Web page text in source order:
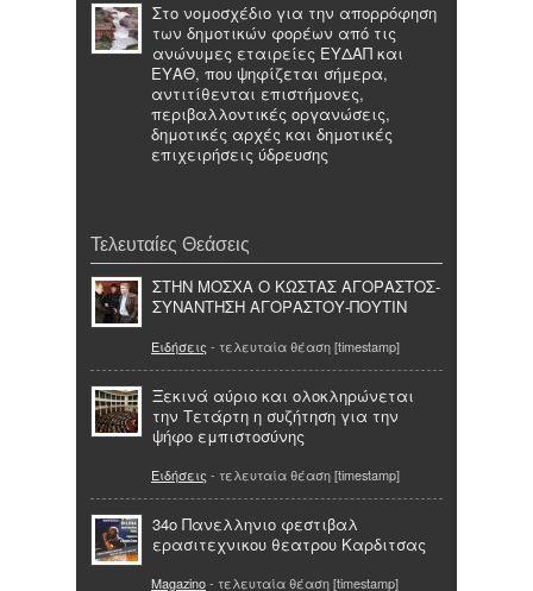
Στο νομοσχέδιο για την απορρόφηση
των δημοτικών φορέων από τις
ανώνυμες εταιρείες ΕΥΔΑΠ και
ΕΥΑΘ, που ψηφίζεται σήμερα,
αντιτίθενται επιστήμονες,
περιβαλλοντικές οργανώσεις,
δημοτικές αρχές και δημοτικές
επιχειρήσεις ύδρευσης
Τελευταίες Θεάσεις
ΣΤΗΝ ΜΟΣΧΑ Ο ΚΩΣΤΑΣ ΑΓΟΡΑΣΤΟΣ-
ΣΥΝΑΝΤΗΣΗ ΑΓΟΡΑΣΤΟΥ-ΠΟΥΤΙΝ
Ειδήσεις - τελευταία θέαση [timestamp]
Ξεκινά αύριο και ολοκληρώνεται
την Τετάρτη η συζήτηση για την
ψήφο εμπιστοσύνης
Ειδήσεις - τελευταία θέαση [timestamp]
34ο Πανελληνιο φεστιβαλ
ερασιτεχνικου θεατρου Καρδιτσας
Magazino- τελευταία θέαση [timestamp]